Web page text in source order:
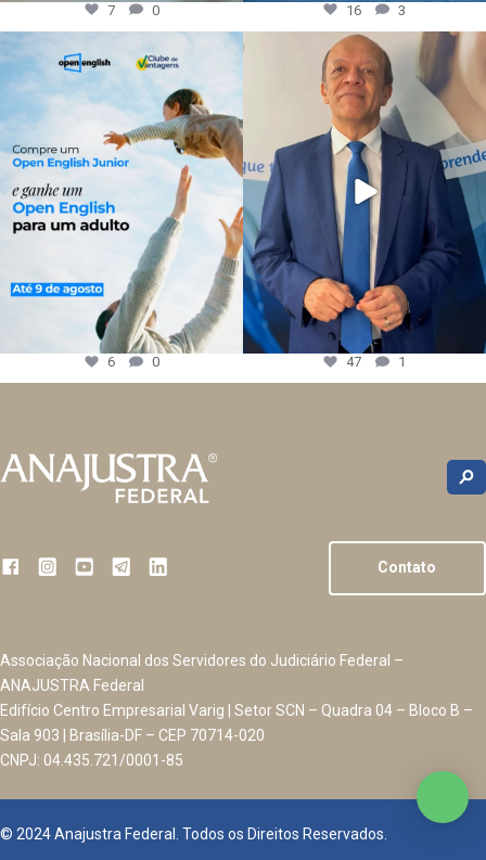
7 0 16 3
6 0 47 1
Contato
Associação Nacional dos Servidores do Judiciário Federal –
ANAJUSTRA Federal
Edifício Centro Empresarial Varig | Setor SCN – Quadra 04 – Bloco B –
Sala 903 | Brasília-DF – CEP 70714-020
CNPJ: 04.435.721/0001-85
© 2024 Anajustra Federal. Todos os Direitos Reservados.